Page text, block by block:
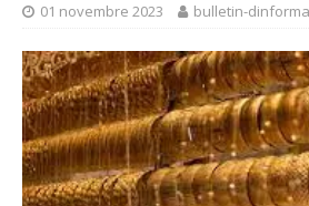
01 novembre 2023 bulletin-